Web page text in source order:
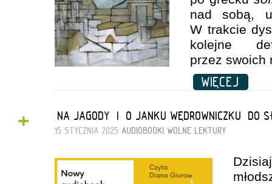
nad sobą,
W trakcie
kolejne
przez swoich
WIĘCEJ
+ „NA JAGODY” I „O JANKU WĘDROWNICZKU” DO
15 STYCZNIA 2025 AUDIOBOOKI WOLNE LEKTURY